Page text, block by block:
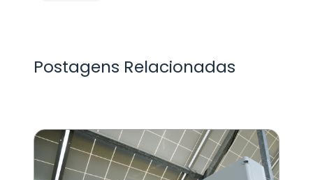
Postagens Relacionadas